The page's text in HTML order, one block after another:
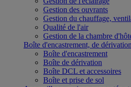
Gestion des ouvrants
Gestion du chauffage,
Qualité de l'air
Gestion de la chambre
Boîte d'encastrement, de
Boîte d'encastrement
Boîte de dérivation
Boîte DCL et accessoires
Boîte et prise de sol